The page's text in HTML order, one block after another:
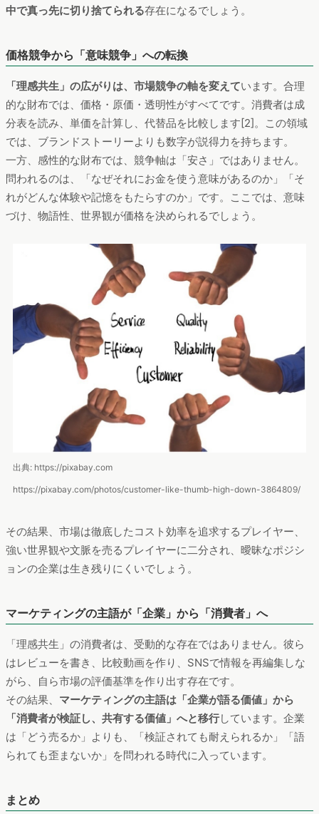
中で真っ先に切り捨てられる存在になるでしょう。
価格競争から「意味競争」への転換
「理感共生」の広がりは、市場競争の軸を変えています。合理
的な財布では、価格・原価・透明性がすべてです。消費者は成
分表を読み、単価を計算し、代替品を比較します[2]。この領域
では、ブランドストーリーよりも数字が説得力を持ちます。
一方、感性的な財布では、競争軸は「安さ」ではありません。
問われるのは、「なぜそれにお金を使う意味があるのか」「そ
れがどんな体験や記憶をもたらすのか」です。ここでは、意味
づけ、物語性、世界観が価格を決められるでしょう。
出典: https://pixabay.com
https://pixabay.com/photos/customer-like-thumb-high-down-3864809/
その結果、市場は徹底したコスト効率を追求するプレイヤー、
強い世界観や文脈を売るプレイヤーに二分され、曖昧なポジシ
ョンの企業は生き残りにくいでしょう。
マーケティングの主語が「企業」から「消費者」へ
「理感共生」の消費者は、受動的な存在ではありません。彼ら
はレビューを書き、比較動画を作り、SNSで情報を再編集しな
がら、自ら市場の評価基準を作り出す存在です。
その結果、 マーケティングの主語は「企業が語る価値」から
「消費者が検証し、共有する価値」へと移行しています。企業
は「どう売るか」よりも、「検証されても耐えられるか」「語
られても歪まないか」を問われる時代に入っています。
まとめ